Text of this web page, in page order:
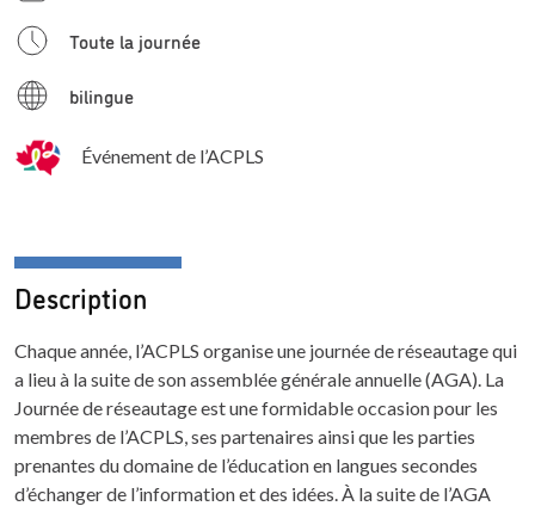
Toute la journée
bilingue
Événement de l’ACPLS
Description
Chaque année, l’ACPLS organise une journée de réseautage qui
a lieu à la suite de son assemblée générale annuelle (AGA). La
Journée de réseautage est une formidable occasion pour les
membres de l’ACPLS, ses partenaires ainsi que les parties
prenantes du domaine de l’éducation en langues secondes
d’échanger de l’information et des idées. À la suite de l’AGA